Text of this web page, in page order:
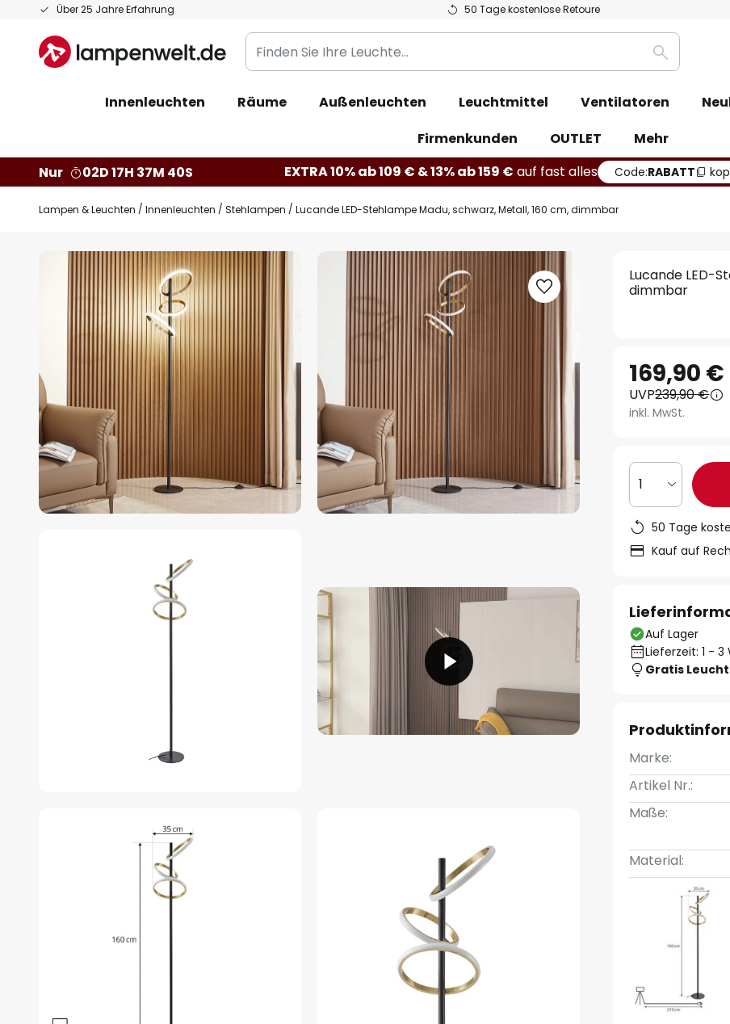
Über 25 Jahre Erfahrung 50 Tage kostenlose Retoure
Zum
springen
Finden
Sie
Leuchte...
Suche
Innenleuchten Räume Außenleuchten Leuchtmittel Ventilatoren
Firmenkunden
OUTLET
Mehr
Nur
02D 17H 37M 39S EXTRA 10% ab 109 € & 13% ab 159 € auf fast alles Code:RABATT
Lampen & Leuchten Innenleuchten Stehlampen Lucande LED-Stehlampe Madu, schwarz, Metall, 160 cm, dimmbar
Bildgalerie
springen
Lucande LED-
dimmbar
169,90 €
UVP239,90 €
inkl. MwSt.
1
50 Tage
Kauf auf
Auf Lager
Lieferzeit: 1 - 3
Gratis
Marke:
Artikel Nr.:
Maße:
Material: